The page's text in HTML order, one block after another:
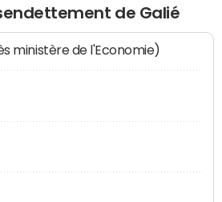
de Galié
ministère de l'Economie)